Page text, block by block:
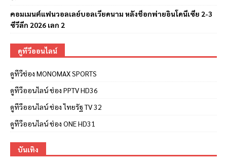
คอมเมนต์แฟนวอลเลย์บอลเวียดนาม หลังช็อกพ่ายอินโดนีเซีย 2-3
ซีวีลีก 2026 เลก 2
ดูทีวีออนไลน์
ดูทีวีช่อง MONOMAX SPORTS
ดูทีวีออนไลน์ ช่อง PPTV HD36
ดูทีวีออนไลน์ ช่อง ไทยรัฐ TV 32
ดูทีวีออนไลน์ ช่อง ONE HD31
บันเทิง